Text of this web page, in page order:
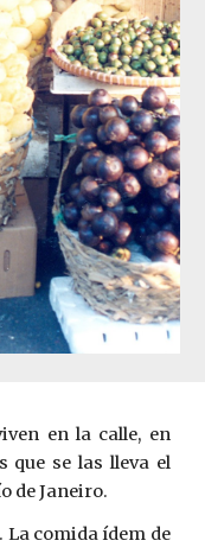
en la calle, en
que se las lleva el
de Janeiro.
La comida ídem de